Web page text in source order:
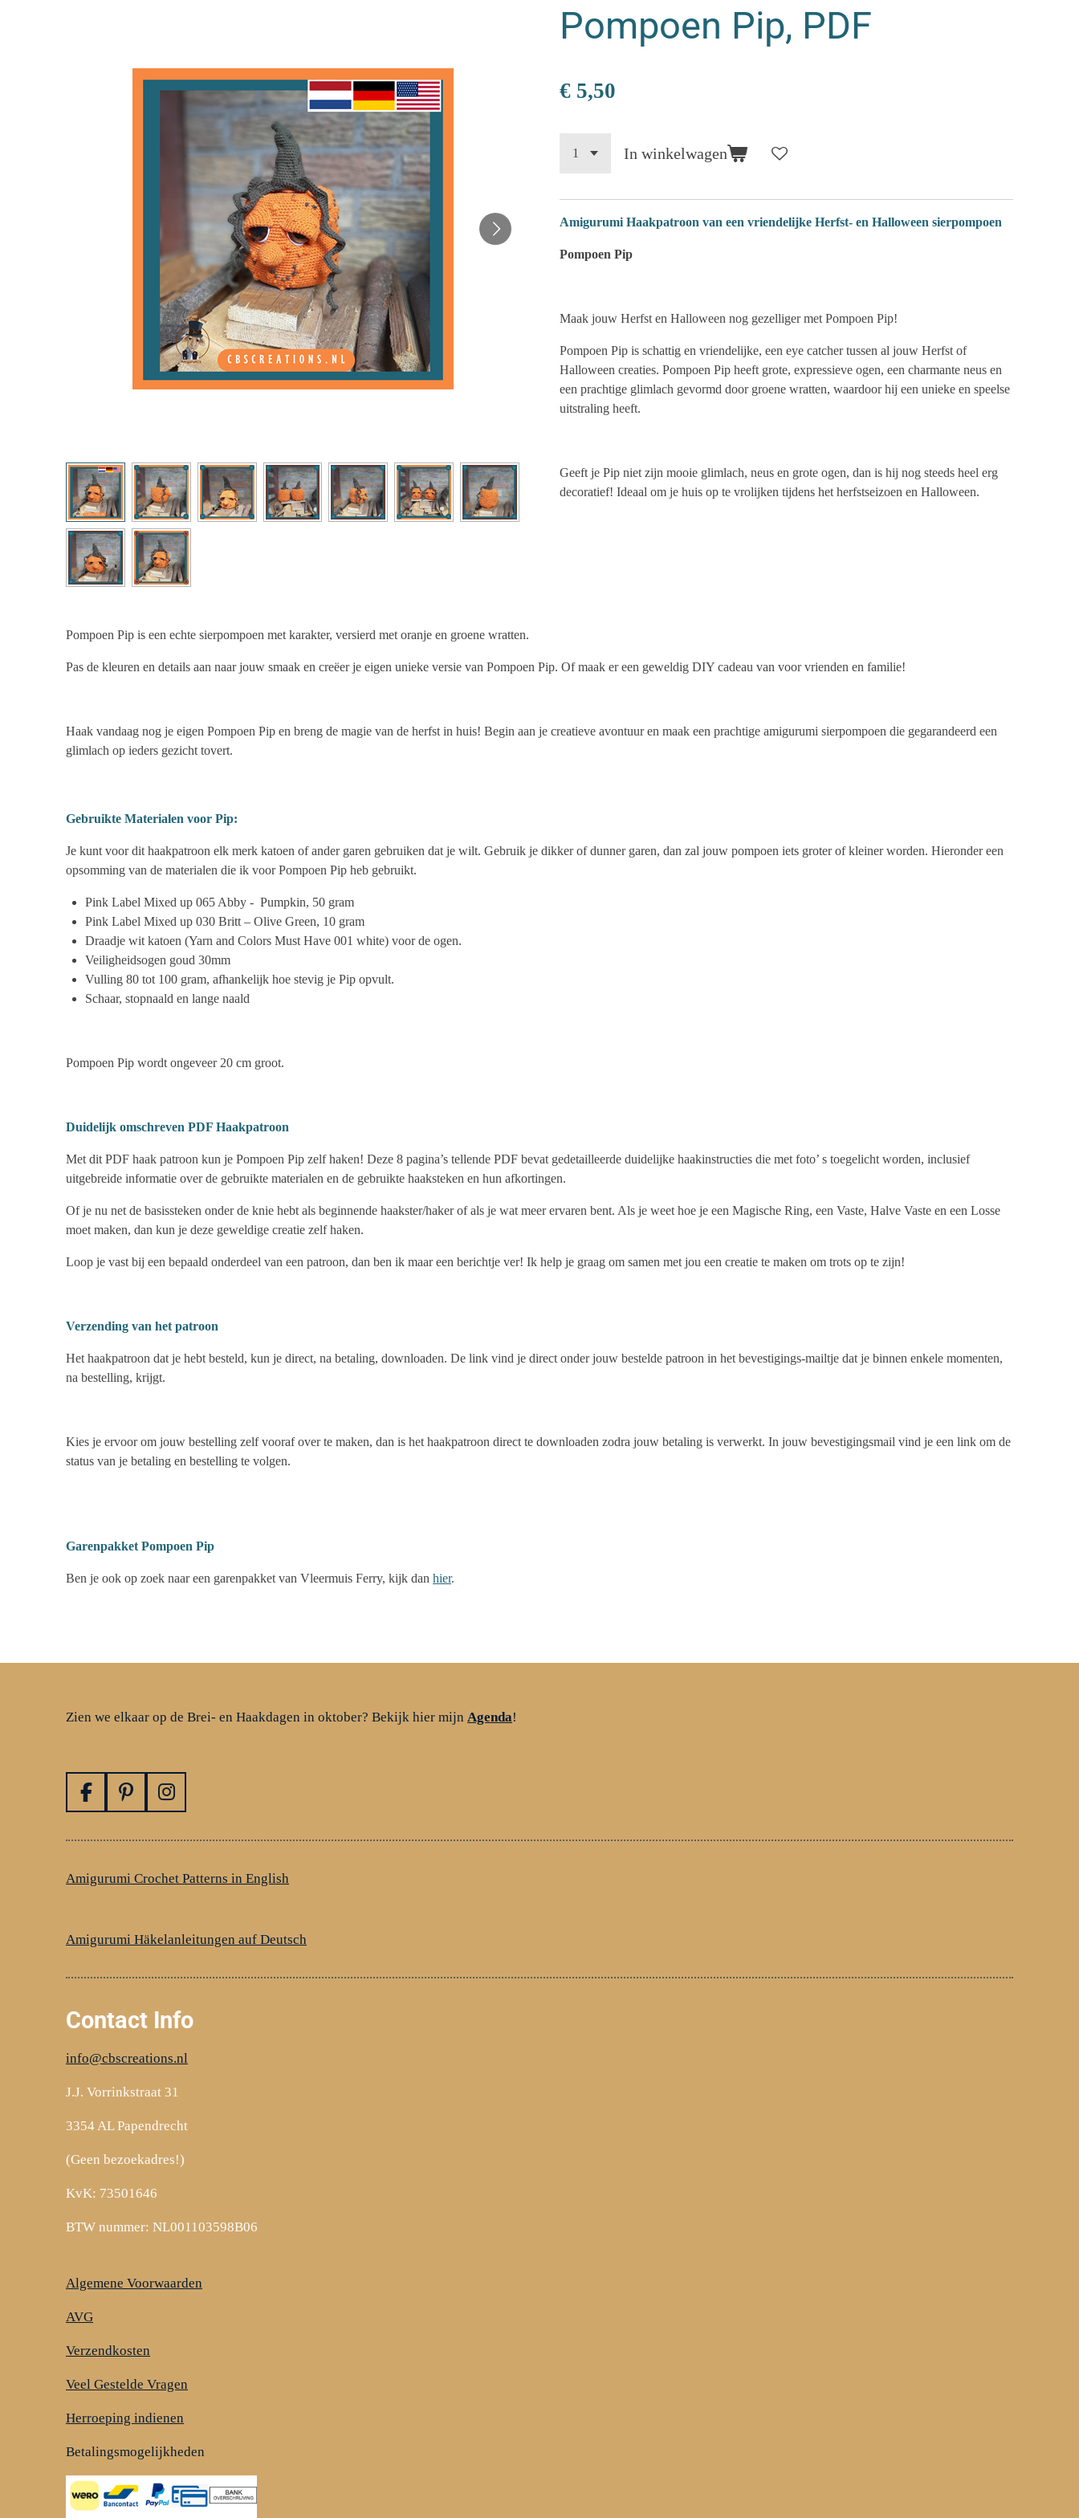
Pompoen Pip, PDF
€ 5,50
In winkelwagen
Amigurumi Haakpatroon van een vriendelijke Herfst- en Halloween sierpompoen
Pompoen Pip
Maak jouw Herfst en Halloween nog gezelliger met Pompoen Pip!
Pompoen Pip is schattig en vriendelijke, een eye catcher tussen al jouw Herfst of
Halloween creaties. Pompoen Pip heeft grote, expressieve ogen, een charmante neus en
een prachtige glimlach gevormd door groene wratten, waardoor hij een unieke en speelse
uitstraling heeft.
Geeft je Pip niet zijn mooie glimlach, neus en grote ogen, dan is hij nog steeds heel erg
decoratief! Ideaal om je huis op te vrolijken tijdens het herfstseizoen en Halloween.
Pompoen Pip is een echte sierpompoen met karakter, versierd met oranje en groene wratten.
Pas de kleuren en details aan naar jouw smaak en creëer je eigen unieke versie van Pompoen Pip. Of maak er een geweldig DIY cadeau van voor vrienden en familie!
Haak vandaag nog je eigen Pompoen Pip en breng de magie van de herfst in huis! Begin aan je creatieve avontuur en maak een prachtige amigurumi sierpompoen die gegarandeerd een
glimlach op ieders gezicht tovert.
Gebruikte Materialen voor Pip:
Je kunt voor dit haakpatroon elk merk katoen of ander garen gebruiken dat je wilt. Gebruik je dikker of dunner garen, dan zal jouw pompoen iets groter of kleiner worden. Hieronder een
opsomming van de materialen die ik voor Pompoen Pip heb gebruikt.
Pink Label Mixed up 065 Abby - Pumpkin, 50 gram
Pink Label Mixed up 030 Britt – Olive Green, 10 gram
Draadje wit katoen (Yarn and Colors Must Have 001 white) voor de ogen.
Veiligheidsogen goud 30mm
Vulling 80 tot 100 gram, afhankelijk hoe stevig je Pip opvult.
Schaar, stopnaald en lange naald
Pompoen Pip wordt ongeveer 20 cm groot.
Duidelijk omschreven PDF Haakpatroon
Met dit PDF haak patroon kun je Pompoen Pip zelf haken! Deze 8 pagina’s tellende PDF bevat gedetailleerde duidelijke haakinstructies die met foto’ s toegelicht worden, inclusief
uitgebreide informatie over de gebruikte materialen en de gebruikte haaksteken en hun afkortingen.
Of je nu net de basissteken onder de knie hebt als beginnende haakster/haker of als je wat meer ervaren bent. Als je weet hoe je een Magische Ring, een Vaste, Halve Vaste en een Losse
moet maken, dan kun je deze geweldige creatie zelf haken.
Loop je vast bij een bepaald onderdeel van een patroon, dan ben ik maar een berichtje ver! Ik help je graag om samen met jou een creatie te maken om trots op te zijn!
Verzending van het patroon
Het haakpatroon dat je hebt besteld, kun je direct, na betaling, downloaden. De link vind je direct onder jouw bestelde patroon in het bevestigings-mailtje dat je binnen enkele momenten,
na bestelling, krijgt.
Kies je ervoor om jouw bestelling zelf vooraf over te maken, dan is het haakpatroon direct te downloaden zodra jouw betaling is verwerkt. In jouw bevestigingsmail vind je een link om de
status van je betaling en bestelling te volgen.
Garenpakket Pompoen Pip
Ben je ook op zoek naar een garenpakket van Vleermuis Ferry, kijk dan hier.
Zien we elkaar op de Brei- en Haakdagen in oktober? Bekijk hier mijn Agenda!
F
c
b
k
P
n
e
s
I
s
a
a
Amigurumi Crochet Patterns in English
Amigurumi Häkelanleitungen auf Deutsch
Contact Info
info@cbscreations.nl
J.J. Vorrinkstraat 31
3354 AL Papendrecht
(Geen bezoekadres!)
KvK: 73501646
BTW nummer: NL001103598B06
Algemene Voorwaarden
AVG
Verzendkosten
Veel Gestelde Vragen
Herroeping indienen
Betalingsmogelijkheden